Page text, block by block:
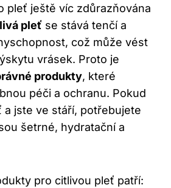
pleť ještě víc zdůrazňována
pleť se stává tenčí a
což může vést
vrásek. Proto je
produkty, které
péči a ochranu. Pokud
a jste ve stáří, potřebujete
šetrné, hydratační a
pro citlivou pleť patří: